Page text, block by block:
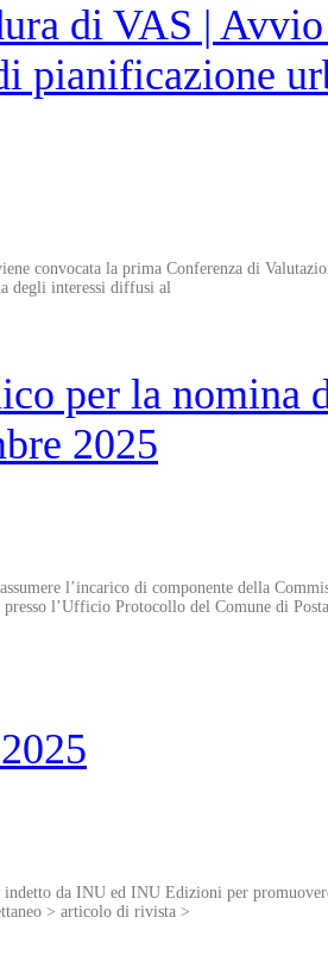
di VAS |
pianificazione
convocata la prima Conferenza di
degli interessi diffusi al
per la nomina
2025
l’incarico di componente della
l’Ufficio Protocollo del Comune di
da INU ed INU Edizioni per
> articolo di rivista >